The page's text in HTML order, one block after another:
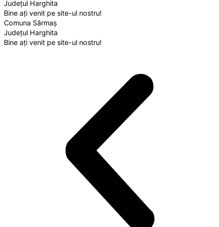
Județul Harghita
Bine ați venit pe site-ul nostru!
Comuna Sărmaș
Județul Harghita
Bine ați venit pe site-ul nostru!